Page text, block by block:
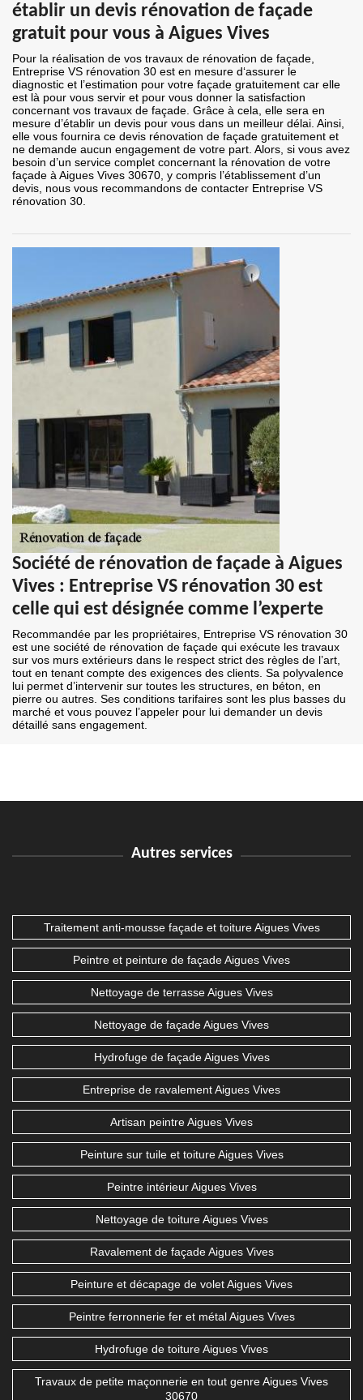
établir un devis rénovation de façade
gratuit pour vous à Aigues Vives
Pour la réalisation de vos travaux de rénovation de façade,
Entreprise VS rénovation 30 est en mesure d‘assurer le
diagnostic et l’estimation pour votre façade gratuitement car elle
est là pour vous servir et pour vous donner la satisfaction
concernant vos travaux de façade. Grâce à cela, elle sera en
mesure d’établir un devis pour vous dans un meilleur délai. Ainsi,
elle vous fournira ce devis rénovation de façade gratuitement et
ne demande aucun engagement de votre part. Alors, si vous avez
besoin d’un service complet concernant la rénovation de votre
façade à Aigues Vives 30670, y compris l’établissement d’un
devis, nous vous recommandons de contacter Entreprise VS
rénovation 30.
Société de rénovation de façade à Aigues
Vives : Entreprise VS rénovation 30 est
celle qui est désignée comme l’experte
Recommandée par les propriétaires, Entreprise VS rénovation 30
est une société de rénovation de façade qui exécute les travaux
sur vos murs extérieurs dans le respect strict des règles de l’art,
tout en tenant compte des exigences des clients. Sa polyvalence
lui permet d’intervenir sur toutes les structures, en béton, en
pierre ou autres. Ses conditions tarifaires sont les plus basses du
marché et vous pouvez l’appeler pour lui demander un devis
détaillé sans engagement.
Autres services
Traitement anti-mousse façade et toiture Aigues Vives
Peintre et peinture de façade Aigues Vives
Nettoyage de terrasse Aigues Vives
Nettoyage de façade Aigues Vives
Hydrofuge de façade Aigues Vives
Entreprise de ravalement Aigues Vives
Artisan peintre Aigues Vives
Peinture sur tuile et toiture Aigues Vives
Peintre intérieur Aigues Vives
Nettoyage de toiture Aigues Vives
Ravalement de façade Aigues Vives
Peinture et décapage de volet Aigues Vives
Peintre ferronnerie fer et métal Aigues Vives
Hydrofuge de toiture Aigues Vives
Travaux de petite maçonnerie en tout genre Aigues Vives
30670